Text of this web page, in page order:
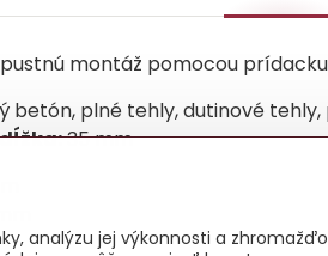
montáž pomocou
betón, plné tehly, dutinové
35 mm
analýzu jej výkonnosti a